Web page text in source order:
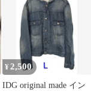
¥ 2,500
IDG original made イン